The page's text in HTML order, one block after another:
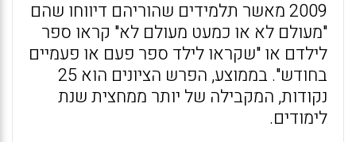
2009 מאשר תלמידים שהוריהם דיווחו שהם
"מעולם לא או כמעט מעולם לא" קראו ספר
לילדם או "שקראו לילד ספר פעם או פעמיים
בחודש". בממוצע, הפרש הציונים הוא 25
נקודות, המקבילה של יותר ממחצית שנת
לימודים.